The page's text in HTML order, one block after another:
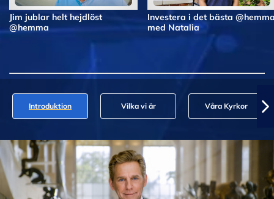
Jim jublar helt hejdlöst
@hemma
Investera i det bästa
med Natalia
Introduktion Vilka vi är Våra Kyrkor